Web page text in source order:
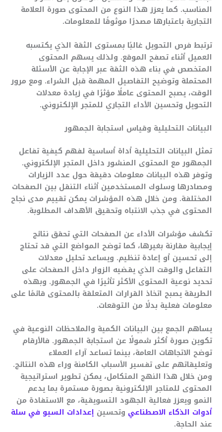
المناسب. كما يعزز هذا النوع من المحتوى صورة العلامة
التجارية باعتبارها مصدرًا موثوقًا للمعلومات.
ترتبط فرص التحويل غالبًا بمستوى الثقة الذي يكتسبه
العميل أثناء تصفح الموقع. ولذلك يسهم المحتوى
المتخصص في بناء هذه الثقة عبر الإجابة عن الأسئلة
المحتملة وتوضيح التفاصيل المهمة قبل الشراء. ومع مرور
الوقت، يصبح المحتوى عاملًا مؤثرًا في زيادة معدلات
التحويل وتحسين الأداء التجاري للمتجر الإلكتروني.
البيانات التحليلية وقياس استجابة الجمهور
تمثل البيانات التحليلية أداة أساسية لفهم كيفية تفاعل
الجمهور مع المحتوى المنشور داخل المتجر الإلكتروني.
وتوفر هذه البيانات معلومات دقيقة حول عدد الزيارات
ومصادرها وسلوك المستخدمين أثناء التنقل بين الصفحات
المختلفة. ومن خلال هذه المؤشرات يمكن تقييم مدى نجاح
المحتوى في جذب الانتباه وتحقيق الأهداف المطلوبة.
تكشف مؤشرات الأداء عن الصفحات التي تحقق نتائج
إيجابية مقارنة بغيرها، كما توضح المواضع التي قد تحتاج
إلى تحسين أو إعادة تنظيم. ويساعد تحليل معدلات
التفاعل والوقت الذي يقضيه الزوار داخل الصفحات على
تحديد نوعية المحتوى الأكثر تأثيرًا في الجمهور. وبهذه
الطريقة يصبح اتخاذ القرارات المتعلقة بالمحتوى قائمًا على
معلومات فعلية بدلًا من التوقعات.
يساهم الجمع بين البيانات الكمية والملاحظات النوعية في
تكوين صورة أكثر شمولًا عن استجابة الجمهور. فالأرقام
توضح الاتجاهات العامة، بينما تساعد آراء العملاء
وتعليقاتهم على تفسير الأسباب الكامنة وراء هذه النتائج.
ومن خلال هذا النهج المتكامل، يمكن تطوير استراتيجية
المحتوى للمتاجر الإلكترونية بصورة مستمرة بما يدعم
النمو ويعزز فعالية الجهود التسويقية، مع الاستفادة من
أدوات الذكاء الاصطناعي وتحسين إعدادات السيو في سلة
عند الحاجة.